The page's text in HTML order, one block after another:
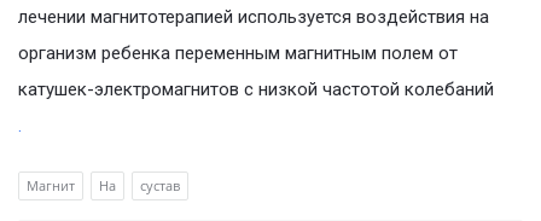
лечении магнитотерапией используется воздействия на
организм ребенка переменным магнитным полем от
катушек-электромагнитов с низкой частотой колебаний
.
Магнит На сустав